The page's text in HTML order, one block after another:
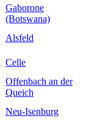
Gaborone
(Botswana)
Alsfeld
Celle
Offenbach an der
Queich
Neu-Isenburg